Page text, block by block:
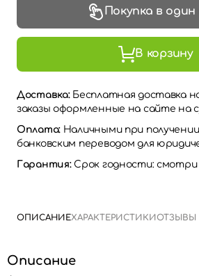
Покупка в один
В корзину
Доставка: Бесплатная доставка
заказы оформленные на сайте на
Оплата: Наличными при получении
банковским переводом для
Гарантия:Срок годности: смотри
ОПИСАНИЕХАРАКТЕРИСТИКИОТЗЫВЫ
Описание